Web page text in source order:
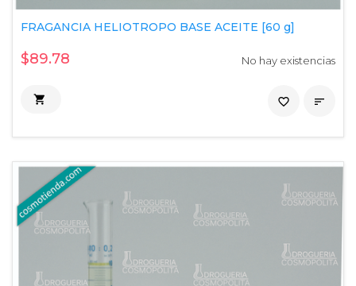
FRAGANCIA HELIOTROPO BASE ACEITE [60 g]
$89.78 No hay existencias
 
favorite_border